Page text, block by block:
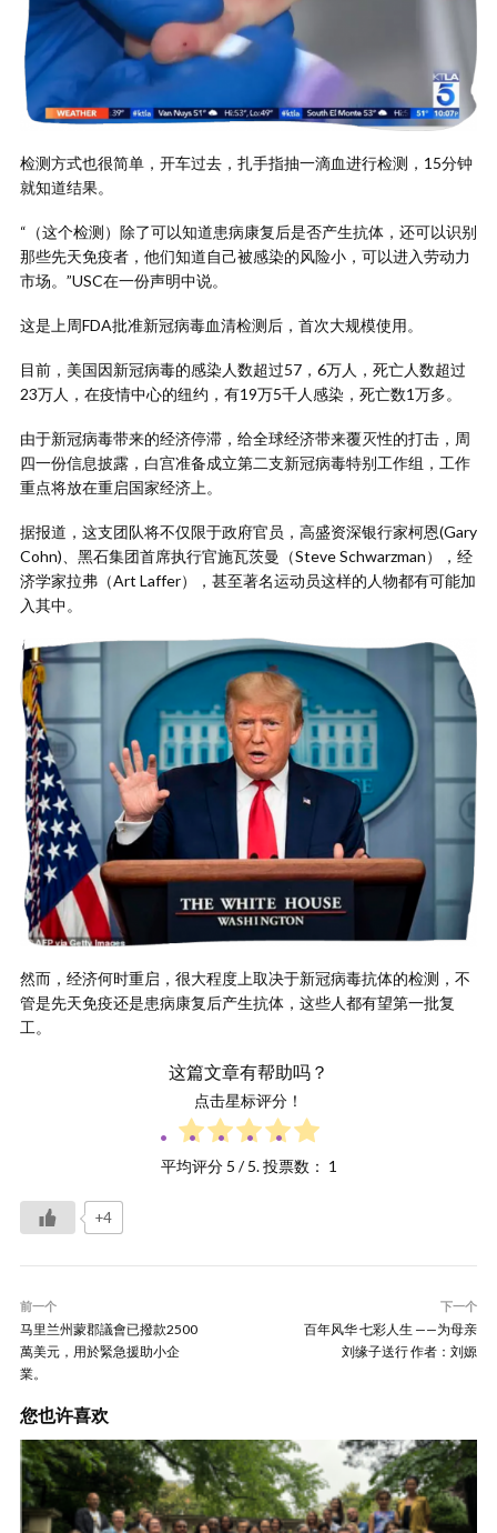
检测方式也很简单，开车过去，扎手指抽一滴血进行检测，15分钟
就知道结果。
“（这个检测）除了可以知道患病康复后是否产生抗体，还可以识别
那些先天免疫者，他们知道自己被感染的风险小，可以进入劳动力
市场。”USC在一份声明中说。
这是上周FDA批准新冠病毒血清检测后，首次大规模使用。
目前，美国因新冠病毒的感染人数超过57，6万人，死亡人数超过
23万人，在疫情中心的纽约，有19万5千人感染，死亡数1万多。
由于新冠病毒带来的经济停滞，给全球经济带来覆灭性的打击，周
四一份信息披露，白宫准备成立第二支新冠病毒特别工作组，工作
重点将放在重启国家经济上。
据报道，这支团队将不仅限于政府官员，高盛资深银行家柯恩(Gary
Cohn)、黑石集团首席执行官施瓦茨曼（Steve Schwarzman），经
济学家拉弗（Art Laffer），甚至著名运动员这样的人物都有可能加
入其中。
然而，经济何时重启，很大程度上取决于新冠病毒抗体的检测，不
管是先天免疫还是患病康复后产生抗体，这些人都有望第一批复
工。
这篇文章有帮助吗？
点击星标评分！
平均评分 5 / 5. 投票数： 1
+4
前一个
马里兰州蒙郡議會已撥款2500
萬美元，用於緊急援助小企
業。
下一个
百年风华 七彩人生 ——为母亲
刘缘子送行 作者：刘嫄
您也许喜欢